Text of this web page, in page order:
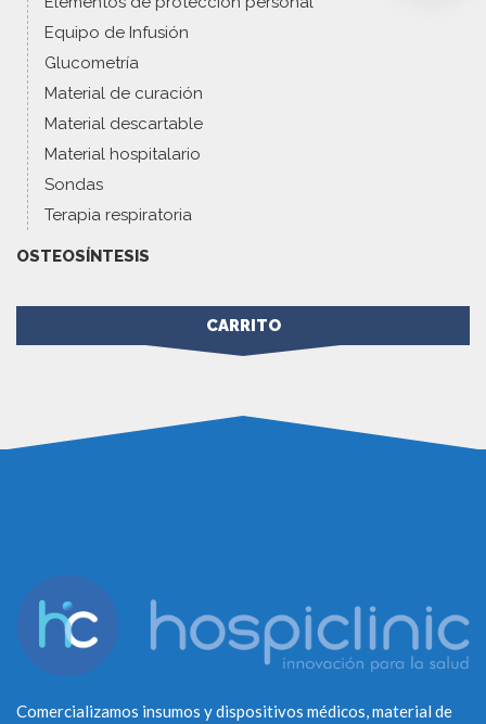
Equipo de Infusión
Glucometría
Material de curación
Material descartable
Material hospitalario
Sondas
Terapia respiratoria
OSTEOSÍNTESIS
CARRITO
Comercializamos insumos y dispositivos médicos, material de